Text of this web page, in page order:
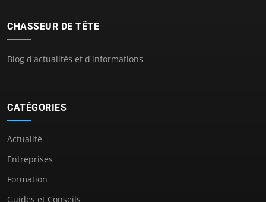
CHASSEUR DE TÊTE
Blog d'actualités et d'informations
CATÉGORIES
Actualité
Entreprises
Formation
Guides et Conseils